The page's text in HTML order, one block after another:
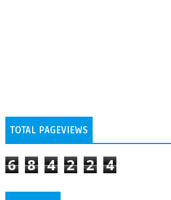
TOTAL PAGEVIEWS
6 8 4 2 2 4